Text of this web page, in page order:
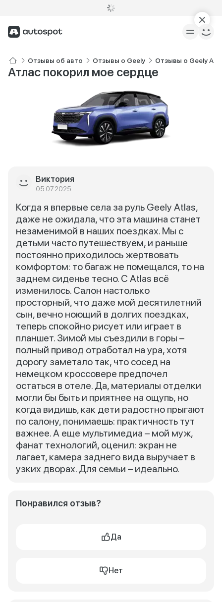
Отзывы об авто Отзывы о Geely Отзывы о Geely
Атлас покорил мое сердце
Виктория
05.07.2025
Когда я впервые села за руль Geely Atlas,
даже не ожидала, что эта машина станет
незаменимой в наших поездках. Мы с
детьми часто путешествуем, и раньше
постоянно приходилось жертвовать
комфортом: то багаж не помещался, то на
заднем сиденье тесно. С Atlas всё
изменилось. Салон настолько
просторный, что даже мой десятилетний
сын, вечно ноющий в долгих поездках,
теперь спокойно рисует или играет в
планшет. Зимой мы съездили в горы –
полный привод отработал на ура, хотя
дорогу заметало так, что сосед на
немецком кроссовере предпочел
остаться в отеле. Да, материалы отделки
могли бы быть и приятнее на ощупь, но
когда видишь, как дети радостно прыгают
по салону, понимаешь: практичность тут
важнее. А еще мультимедиа – мой муж,
фанат технологий, оценил: экран не
лагает, камера заднего вида выручает в
узких дворах. Для семьи – идеально.
Понравился отзыв?
Да
Нет